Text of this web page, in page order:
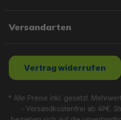
Versandarten
Vertrag widerrufen
* Alle Preise inkl. gesetzl.
- Versandkostenfrei ab 49€.